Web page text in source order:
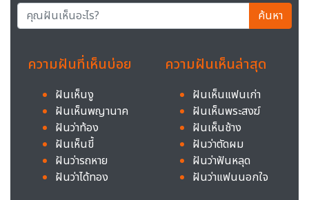
ค้นหา
ความฝันที่เห็นบ่อย
ฝันเห็นงู
ฝันเห็นพญานาค
ฝันว่าท้อง
ฝันเห็นขี้
ฝันว่ารถหาย
ฝันว่าได้ทอง
ความฝันเห็นล่าสุด
ฝันเห็นแฟนเก่า
ฝันเห็นพระสงฆ์
ฝันเห็นช้าง
ฝันว่าตัดผม
ฝันว่าฟันหลุด
ฝันว่าแฟนนอกใจ